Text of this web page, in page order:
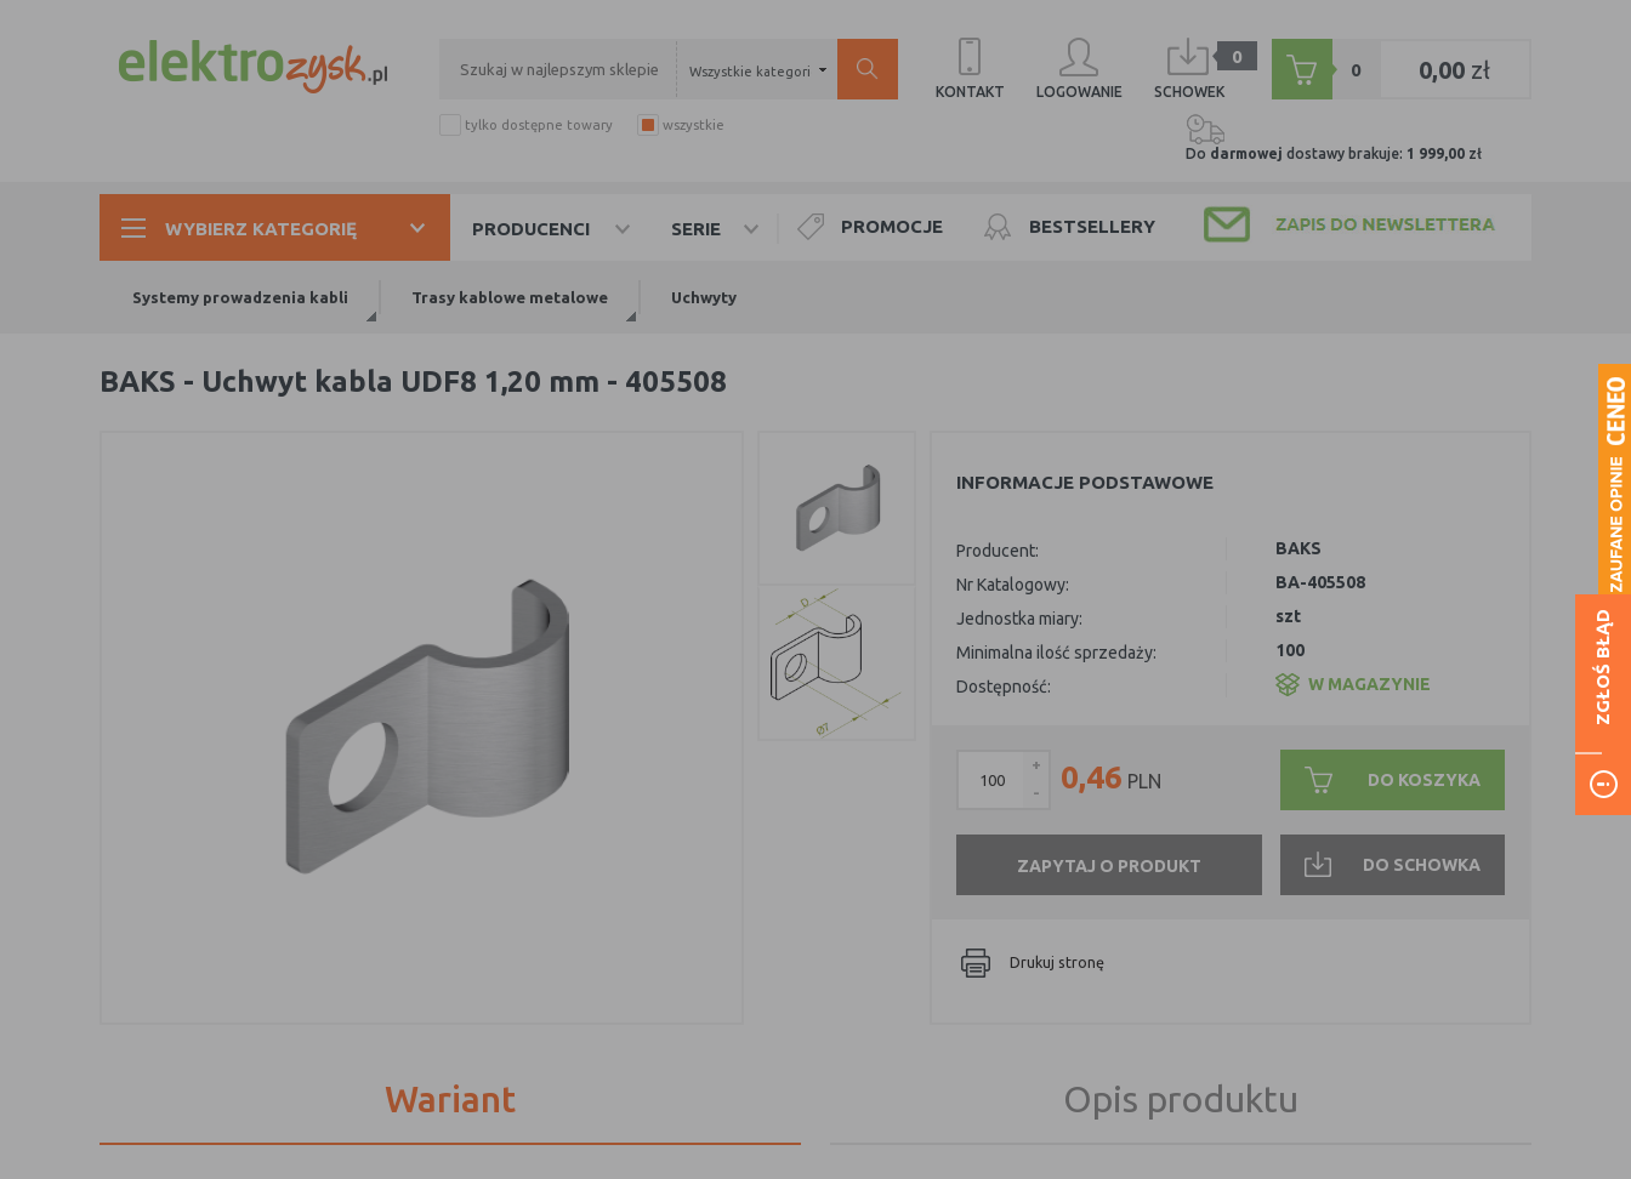
Wszystkie kategorie
tylko dostępne towary wszystkie
KONTAKT LOGOWANIE
0
SCHOWEK
0 0,00 zł
Do darmowej dostawy brakuje: 1 999,00 zł
WYBIERZ KATEGORIĘ PRODUCENCI SERIE PROMOCJE BESTSELLERY
Systemy prowadzenia kabli Trasy kablowe metalowe Uchwyty
BAKS - Uchwyt kabla UDF8 1,20 mm - 405508
INFORMACJE PODSTAWOWE
Producent:
BAKS
Nr Katalogowy:
BA-405508
Jednostka miary:
szt
Minimalna ilość sprzedaży:
100
Dostępność:
W MAGAZYNIE
-
+ 0,46 PLN DO KOSZYKA
ZAPYTAJ O PRODUKT DO SCHOWKA
Drukuj stronę
Wariant Opis produktu
ZGŁOŚ BŁĄD